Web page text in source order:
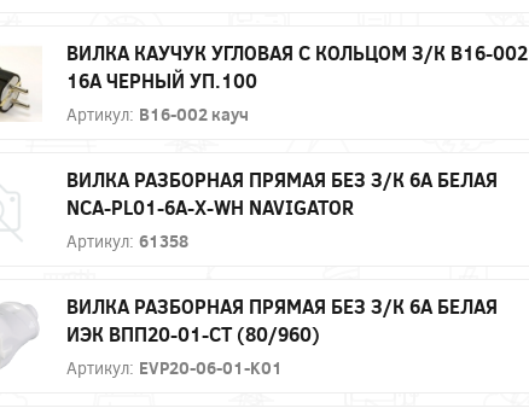
ВИЛКА КАУЧУК УГЛОВАЯ С КОЛЬЦОМ З/К В16-002
16А ЧЕРНЫЙ УП.100
Артикул: В16-002 кауч
ВИЛКА РАЗБОРНАЯ ПРЯМАЯ БЕЗ З/К 6А БЕЛАЯ
NCA-PL01-6A-X-WH NAVIGATOR
Артикул: 61358
ВИЛКА РАЗБОРНАЯ ПРЯМАЯ БЕЗ З/К 6А БЕЛАЯ
ИЭК ВПП20-01-СТ (80/960)
Артикул: EVP20-06-01-K01